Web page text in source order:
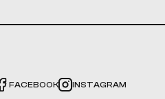
FACEBOOK
INSTAGRAM